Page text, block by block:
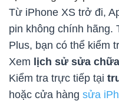
Từ iPhone XS trở đi,
pin không chính hãng.
Plus, bạn có thể kiểm
Xem lịch sử sửa chữa
Kiểm tra trực tiếp tại
hoặc cửa hàng sửa